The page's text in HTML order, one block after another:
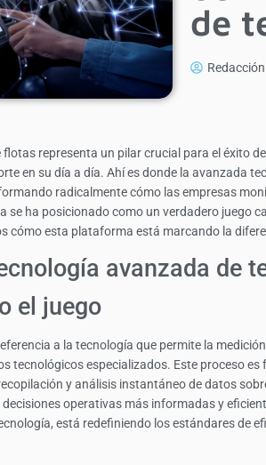
de
Redacción
representa un pilar crucial para el éxito
en su día a día. Ahí es donde la avanzada
radicalmente cómo las empresas
se ha posicionado como un verdadero juego
cómo esta plataforma está marcando la
avanzada de
el juego
a la tecnología que permite la
tecnológicos especializados. Este proceso
y análisis instantáneo de datos
operativas más informadas y
está redefiniendo los estándares de